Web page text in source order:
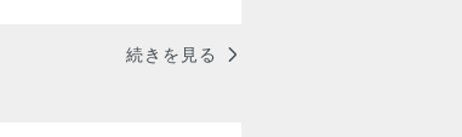
続きを見る